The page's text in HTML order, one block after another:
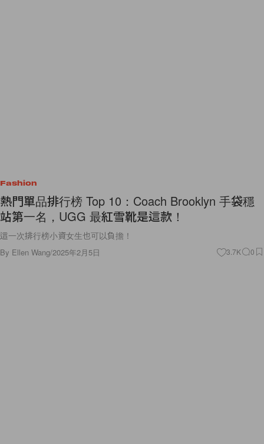
Fashion
熱門單品排行榜 Top 10：Coach Brooklyn 手袋穩
站第一名，UGG 最紅雪靴是這款！
這一次排行榜小資女生也可以負擔！
By Ellen Wang/2025年2月5日 3.7K 0